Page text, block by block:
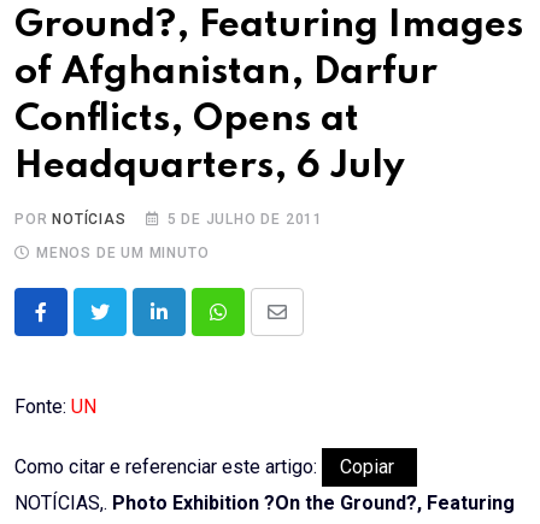
Ground?, Featuring Images
of Afghanistan, Darfur
Conflicts, Opens at
Headquarters, 6 July
POR NOTÍCIAS
5 DE JULHO DE 2011
MENOS DE UM MINUTO
LinkedInWhatsappShare
Fonte: UN
Como citar e referenciar este artigo:
Copiar
NOTÍCIAS,. Photo Exhibition ?On the Ground?, Featuring